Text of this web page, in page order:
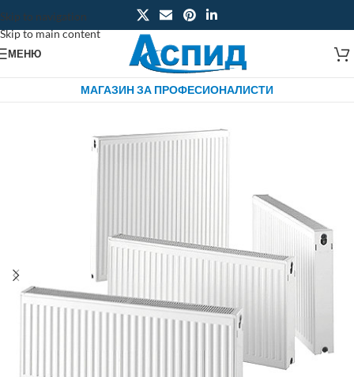
Skip to navigation
Skip to main content
МЕНЮ
МАГАЗИН ЗА ПРОФЕСИОНАЛИСТИ